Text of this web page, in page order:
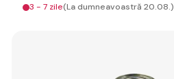
3 - 7 zile(La dumneavoastră 20.08.)